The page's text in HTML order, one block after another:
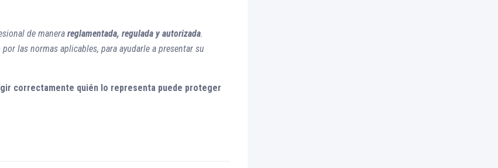
de manera reglamentada, regulada y autorizada.
las normas aplicables, para ayudarle a presentar su
correctamente quién lo representa puede proteger